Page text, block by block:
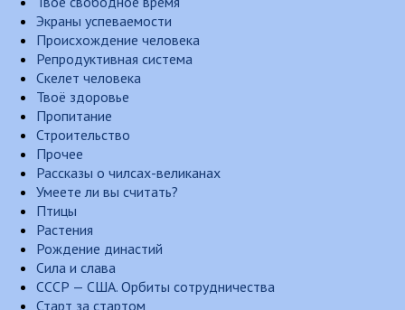
Экраны успеваемости
Происхождение человека
Репродуктивная система
Скелет человека
Твоё здоровье
Пропитание
Строительство
Прочее
Рассказы о чилсах-великанах
Умеете ли вы считать?
Птицы
Растения
Рождение династий
Сила и слава
СССР — США. Орбиты сотрудничества
Старт за стартом